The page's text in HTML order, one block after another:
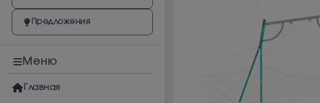
Предложения
Меню
Главная